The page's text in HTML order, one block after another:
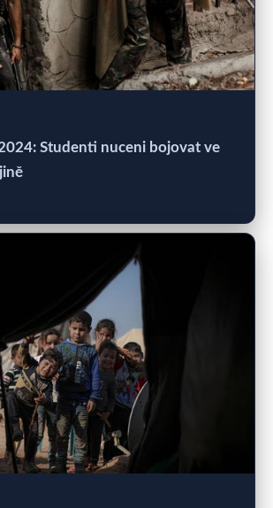
Studenti nuceni bojovat ve